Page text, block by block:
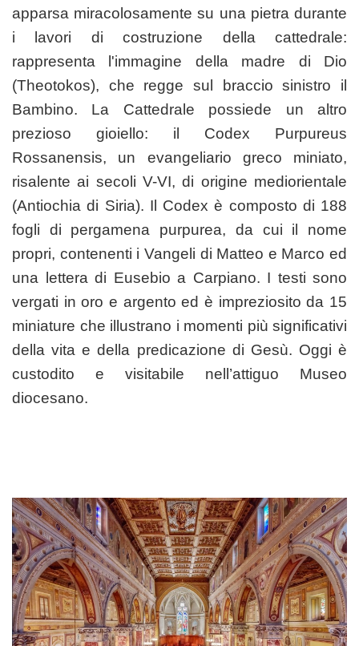
apparsa miracolosamente su una pietra durante
i lavori di costruzione della cattedrale:
rappresenta l'immagine della madre di Dio
(Theotokos), che regge sul braccio sinistro il
Bambino. La Cattedrale possiede un altro
prezioso gioiello: il Codex Purpureus
Rossanensis, un evangeliario greco miniato,
risalente ai secoli V-VI, di origine mediorientale
(Antiochia di Siria). Il Codex è composto di 188
fogli di pergamena purpurea, da cui il nome
propri, contenenti i Vangeli di Matteo e Marco ed
una lettera di Eusebio a Carpiano. I testi sono
vergati in oro e argento ed è impreziosito da 15
miniature che illustrano i momenti più significativi
della vita e della predicazione di Gesù. Oggi è
custodito e visitabile nell’attiguo Museo
diocesano.